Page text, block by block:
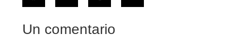
Un comentario